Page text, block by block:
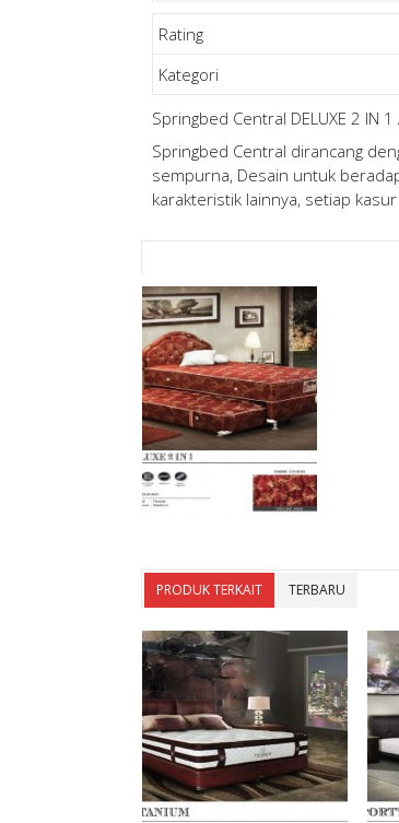
Rating
Kategori
Springbed Central DELUXE 2 IN 1
Springbed Central dirancang
sempurna, Desain untuk
karakteristik lainnya, setiap
PRODUK TERKAIT TERBARU